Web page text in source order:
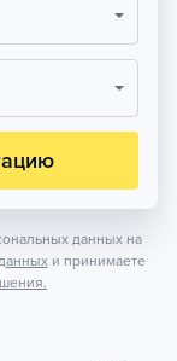
данных на
и принимаете